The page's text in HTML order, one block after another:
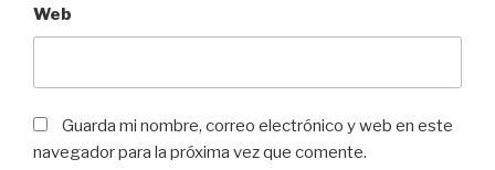
Web
Guarda mi nombre, correo electrónico y web en este
navegador para la próxima vez que comente.